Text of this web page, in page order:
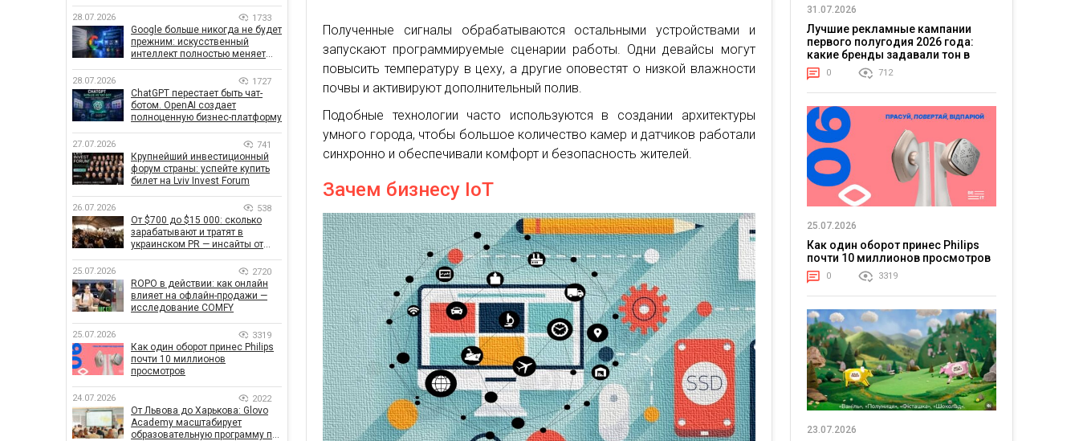
Полученные сигналы обрабатываются остальными устройствами и
запускают программируемые сценарии работы. Одни девайсы могут
повысить температуру в цеху, а другие оповестят о низкой влажности
почвы и активируют дополнительный полив.
Подобные технологии часто используются в создании архитектуры
умного города, чтобы большое количество камер и датчиков работали
синхронно и обеспечивали комфорт и безопасность жителей.
Зачем бизнесу IoT
влияет на эффективность
кампаний
28.07.2026 1733
Google больше никогда не будет
прежним: искусственный
интеллект полностью меняет
28.07.2026 1727
ChatGPT перестает быть чат-
ботом. OpenAI создает
полноценную бизнес-платформу
27.07.2026 741
Крупнейший инвестиционный
форум страны: успейте купить
билет на Lviv Invest Forum
26.07.2026 538
От $700 до $15 000: сколько
зарабатывают и тратят в
украинском PR — инсайты от
25.07.2026 2720
ROPO в действии: как онлайн
влияет на офлайн-продажи —
исследование COMFY
25.07.2026 3319
Как один оборот принес Philips
почти 10 миллионов
просмотров
24.07.2026 2022
От Львова до Харькова: Glovo
Academy масштабирует
образовательную программу по
31.07.2026
Лучшие рекламные кампании
первого полугодия 2026 года:
какие бренды задавали тон в
отрасли
0 712
25.07.2026
Как один оборот принес Philips
почти 10 миллионов просмотров
0 3319
23.07.2026